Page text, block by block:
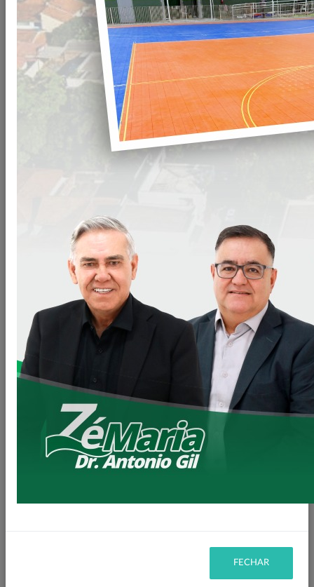
Arquivos
Decreto-de-Calamidade-Publica.pdf
Clique
baixar
Oficio-382-2020-GAB-Gaema0001.pdf
RA-CUMPRIMENTO-CARGA-HORARIA-PP-23-
1239-3-1_(583).pdf
Clique
para
baixar
RA-PA-007719000715-1-MUNICIPIO-DE-
LOANDA-Abster-se-de-encaminhar-e-sancionar-leis-
e-outros.pdf
Clique
para
baixar
RA-PA-007719000715-1-MUNICIPIO-DE-
LOANDA-Revisao-Plano-Diretor-e-outros.pdf
Clique
Clique
FECHAR